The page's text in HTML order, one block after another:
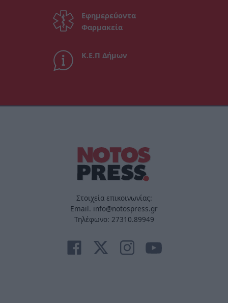
Εφημερεύοντα
Φαρμακεία
Κ.Ε.Π Δήμων
Στοιχεία επικοινωνίας:
Email. info@notospress.gr
Τηλέφωνο: 27310.89949